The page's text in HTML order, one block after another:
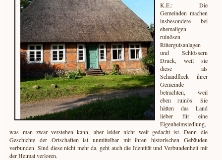
Pfarrwitwenhaus Ruchow
K.E.: Die
Gemeinden machen
insbesondere bei
ehemaligen
ruinösen
Rittergutsanlagen
und Schlössern
Druck, weil sie
diese als
Schandfleck ihrer
Gemeinde
betrachten, weil
eben ruinös. Sie
hätten das Land
lieber für eine
Eigenheimsiedlung,
was man zwar verstehen kann, aber leider nicht weit gedacht ist. Denn die
Geschichte der Ortschaften ist unmittelbar mit ihren historischen Gebäuden
verbunden. Sind diese nicht mehr da, geht auch die Identität und Verbundenheit mit
der Heimat verloren.